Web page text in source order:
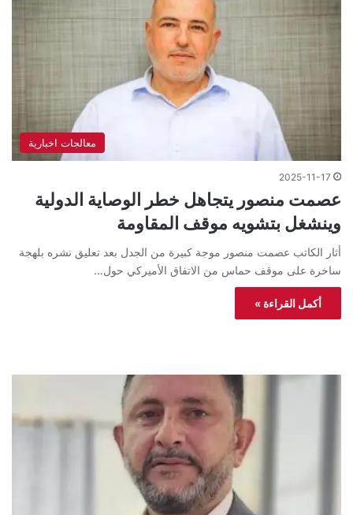
معالجات اخبارية
2025-11-17
عصمت منصور يتجاهل خطر الوصاية الدولية
وينشغل بتشويه موقف المقاومة
أثار الكاتب عصمت منصور موجة كبيرة من الجدل بعد تعليق نشره بلهجة
ساخرة على موقف حماس من الاتفاق الأميركي حول…
أكمل القراءة »